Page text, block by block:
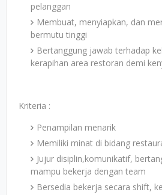
pelanggan
Membuat, menyiapkan, dan
bermutu tinggi
Bertanggung jawab terhadap
kerapihan area restoran demi
Kriteria :
Penampilan menarik
Memiliki minat di bidang
Jujur disiplin,komunikatif,
mampu bekerja dengan team
Bersedia bekerja secara shift,